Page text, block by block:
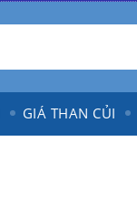
GIÁ THAN CỦI